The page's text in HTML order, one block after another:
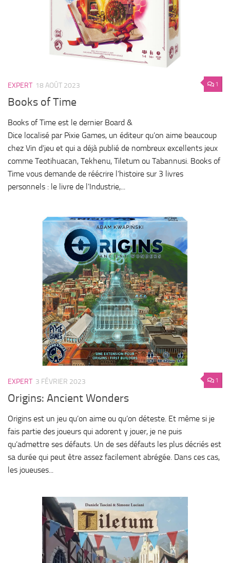
1
EXPERT 18 AOÛT 2023
Books of Time
Books of Time est le dernier Board &
Dice localisé par Pixie Games, un éditeur qu’on aime beaucoup
chez Vin d’jeu et qui a déjà publié de nombreux excellents jeux
comme Teotihuacan, Tekhenu, Tiletum ou Tabannusi. Books of
Time vous demande de réécrire l’histoire sur 3 livres
personnels : le livre de l’Industrie,...
1
EXPERT 3 FÉVRIER 2023
Origins: Ancient Wonders
Origins est un jeu qu’on aime ou qu’on déteste. Et même si je
fais partie des joueurs qui adorent y jouer, je ne puis
qu’admettre ses défauts. Un de ses défauts les plus décriés est
sa durée qui peut être assez facilement abrégée. Dans ces cas,
les joueuses...